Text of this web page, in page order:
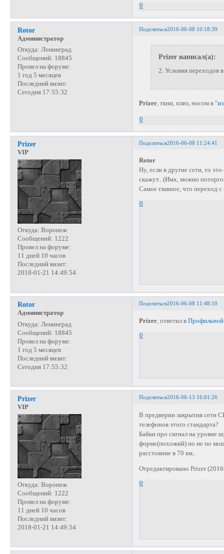
0
Поделиться2016-06-08 10:18:39
Rotor
Администратор
Откуда: Ленинград
Сообщений: 18845
Провел на форуме:
1 год 5 месяцев
Последний визит:
Сегодня 17:55:32
Prizer написал(а):
2. Условия переходов
Prizer, ткни, плиз, носом в
0
Поделиться2016-06-08 11:24:41
Prizer
VIP
Откуда: Воронеж
Сообщений: 1222
Провел на форуме:
11 дней 10 часов
Последний визит:
2018-01-21 14:49:54
Rotor
Ну, если в другие сети, то
скажут.. (Имх, можно
Самое главное, что переход
0
Поделиться2016-06-08 11:48:10
Rotor
Администратор
Откуда: Ленинград
Сообщений: 18845
Провел на форуме:
1 год 5 месяцев
Последний визит:
Сегодня 17:55:32
Prizer, ответил вПрофильной
0
Поделиться2016-06-13 16:01:26
Prizer
VIP
Откуда: Воронеж
Сообщений: 1222
Провел на форуме:
11 дней 10 часов
Последний визит:
2018-01-21 14:49:54
В предверии закрытия сети
телефонов этого стандарта?
Байки про сигнал на уровне
форме(похожий) но не по
расстояние в 70 км..
Отредактировано Prizer
0